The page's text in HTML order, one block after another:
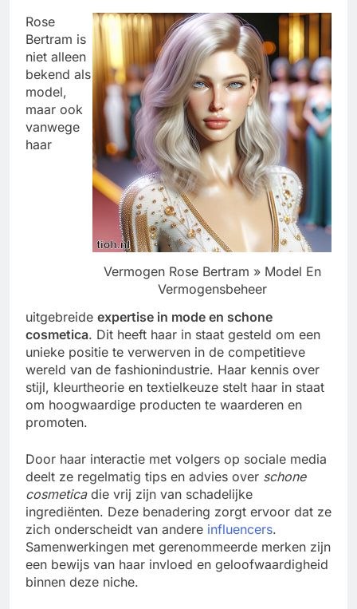
Vermogen Rose Bertram » Model En
Vermogensbeheer
Rose
Bertram is
niet alleen
bekend als
model,
maar ook
vanwege
haar
uitgebreide expertise in mode en schone
cosmetica. Dit heeft haar in staat gesteld om een
unieke positie te verwerven in de competitieve
wereld van de fashionindustrie. Haar kennis over
stijl, kleurtheorie en textielkeuze stelt haar in staat
om hoogwaardige producten te waarderen en
promoten.
Door haar interactie met volgers op sociale media
deelt ze regelmatig tips en advies over schone
cosmeticadie vrij zijn van schadelijke
ingrediënten. Deze benadering zorgt ervoor dat ze
zich onderscheidt van andere influencers.
Samenwerkingen met gerenommeerde merken zijn
een bewijs van haar invloed en geloofwaardigheid
binnen deze niche.